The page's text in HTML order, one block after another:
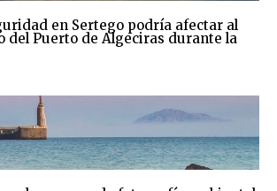
en Sertego podría afectar al
del Puerto de Algeciras durante la